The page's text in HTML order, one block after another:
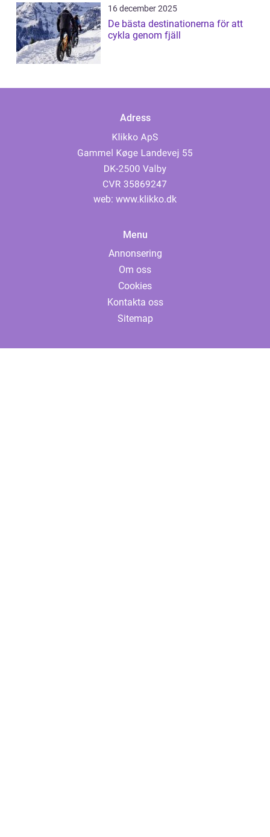
16 december 2025
De bästa destinationerna för att
cykla genom fjäll
Adress
web: www.klikko.dk
Menu
Annonsering
Om oss
Cookies
Kontakta oss
Sitemap